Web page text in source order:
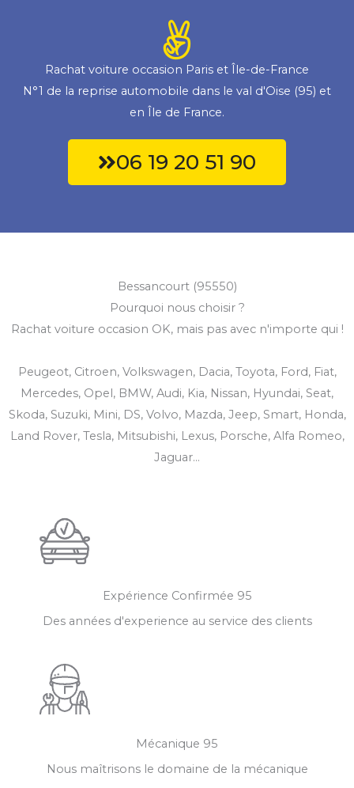
Rachat voiture occasion Paris et Île-de-France
N°1 de la reprise automobile dans le val d'Oise (95) et
en Île de France.
06 19 20 51 90
Bessancourt (95550)
Pourquoi nous choisir ?
Rachat voiture occasion OK, mais pas avec n'importe qui !
Peugeot, Citroen, Volkswagen, Dacia, Toyota, Ford, Fiat,
Mercedes, Opel, BMW, Audi, Kia, Nissan, Hyundai, Seat,
Skoda, Suzuki, Mini, DS, Volvo, Mazda, Jeep, Smart, Honda,
Land Rover, Tesla, Mitsubishi, Lexus, Porsche, Alfa Romeo,
Jaguar...
Expérience Confirmée​ 95
Des années d'experience au service des clients​
Mécanique 95
Nous maîtrisons le domaine de la mécanique